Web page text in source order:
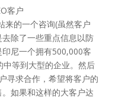
客户
的一个咨询(虽然客户
除了一些重点信息以防
尼一个拥有500,000客
等到大型的企业。然后
寻求合作，希望将客户的
如果和这样的大客户达